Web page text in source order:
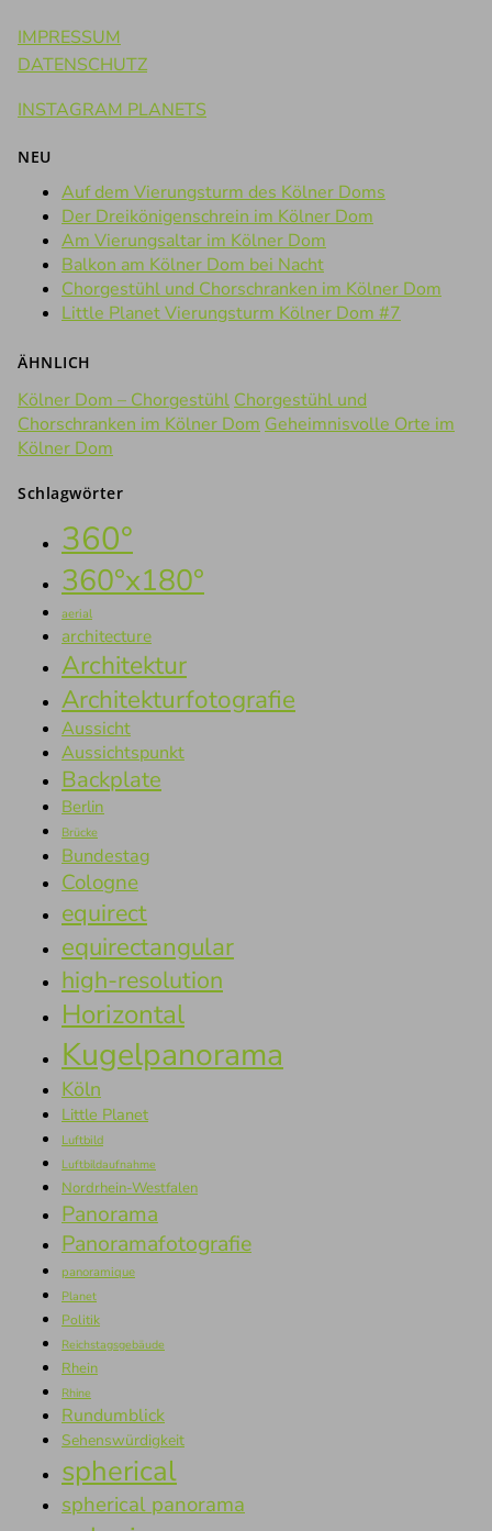
IMPRESSUM
DATENSCHUTZ
INSTAGRAM PLANETS
NEU
Auf dem Vierungsturm des Kölner Doms
Der Dreikönigenschrein im Kölner Dom
Am Vierungsaltar im Kölner Dom
Balkon am Kölner Dom bei Nacht
Chorgestühl und Chorschranken im Kölner Dom
Little Planet Vierungsturm Kölner Dom #7
ÄHNLICH
Kölner Dom – Chorgestühl Chorgestühl und
Chorschranken im Kölner Dom Geheimnisvolle Orte im
Kölner Dom
Schlagwörter
360°
360°x180°
aerial
architecture
Architektur
Architekturfotografie
Aussicht
Aussichtspunkt
Backplate
Berlin
Brücke
Bundestag
Cologne
equirect
equirectangular
high-resolution
Horizontal
Kugelpanorama
Köln
Little Planet
Luftbild
Luftbildaufnahme
Nordrhein-Westfalen
Panorama
Panoramafotografie
panoramique
Planet
Politik
Reichstagsgebäude
Rhein
Rhine
Rundumblick
Sehenswürdigkeit
spherical
spherical panorama